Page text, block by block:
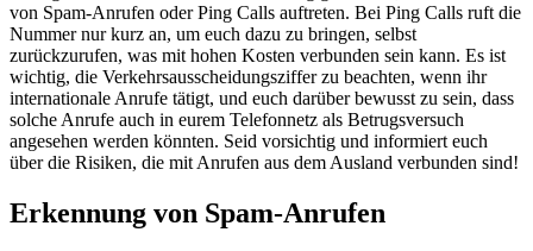
von Spam-Anrufen oder Ping Calls auftreten. Bei Ping Calls ruft die
Nummer nur kurz an, um euch dazu zu bringen, selbst
zurückzurufen, was mit hohen Kosten verbunden sein kann. Es ist
wichtig, die Verkehrsausscheidungsziffer zu beachten, wenn ihr
internationale Anrufe tätigt, und euch darüber bewusst zu sein, dass
solche Anrufe auch in eurem Telefonnetz als Betrugsversuch
angesehen werden könnten. Seid vorsichtig und informiert euch
über die Risiken, die mit Anrufen aus dem Ausland verbunden sind!
Erkennung von Spam-Anrufen